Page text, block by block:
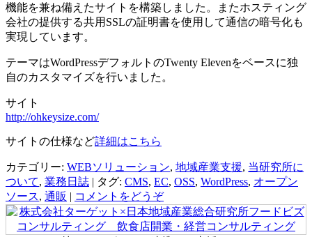
機能を兼ね備えたサイトを構築しました。またホスティング
会社の提供する共用SSLの証明書を使用して通信の暗号化も
実現しています。
テーマはWordPressデフォルトのTwenty Elevenをベースに独
自のカスタマイズを行いました。
サイト
http://ohkeysize.com/
サイトの仕様など詳細はこちら
カテゴリー: WEBソリューション, 地域産業支援, 当研究所に
ついて, 業務日誌 | タグ: CMS, EC, OSS, WordPress, オープン
ソース, 通販 | コメントをどうぞ